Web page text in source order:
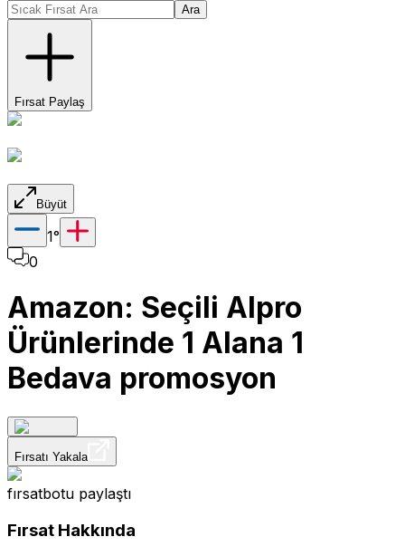
Ara
Fırsat Paylaş
Büyüt
1°
0
Amazon: Seçili Alpro
Ürünlerinde 1 Alana 1
Bedava promosyon
Fırsatı Yakala
fırsatbotu paylaştı
Fırsat Hakkında